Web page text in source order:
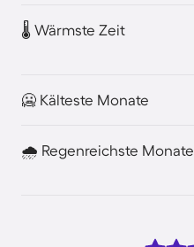
🌡️ Wärmste Zeit
🥶 Kälteste Monate
🌧️ Regenreichste Monate